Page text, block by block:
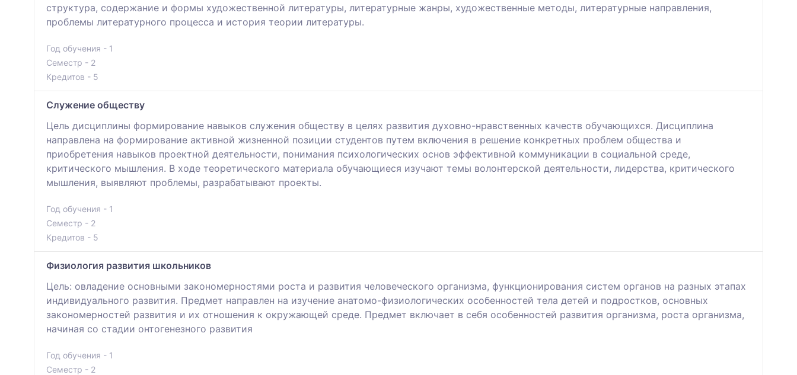
структура, содержание и формы художественной литературы, литературные жанры, художественные методы, литературные направления,
проблемы литературного процесса и история теории литературы.
Год обучения - 1
Семестр - 2
Кредитов - 5
Служение обществу
Цель дисциплины формирование навыков служения обществу в целях развития духовно-нравственных качеств обучающихся. Дисциплина
направлена на формирование активной жизненной позиции студентов путем включения в решение конкретных проблем общества и
приобретения навыков проектной деятельности, понимания психологических основ эффективной коммуникации в социальной среде,
критического мышления. В ходе теоретического материала обучающиеся изучают темы волонтерской деятельности, лидерства, критического
мышления, выявляют проблемы, разрабатывают проекты.
Год обучения - 1
Семестр - 2
Кредитов - 5
Физиология развития школьников
Цель: овладение основными закономерностями роста и развития человеческого организма, функционирования систем органов на разных этапах
индивидуального развития. Предмет направлен на изучение анатомо-физиологических особенностей тела детей и подростков, основных
закономерностей развития и их отношения к окружающей среде. Предмет включает в себя особенностей развития организма, роста организма,
начиная со стадии онтогенезного развития
Год обучения - 1
Семестр - 2